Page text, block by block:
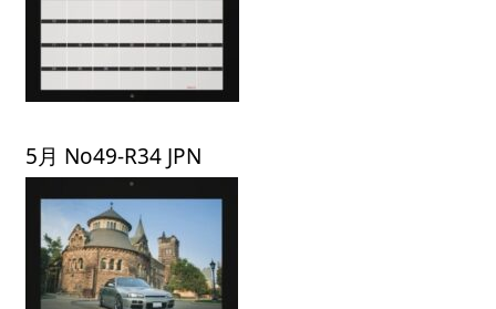
5月 No49-R34 JPN